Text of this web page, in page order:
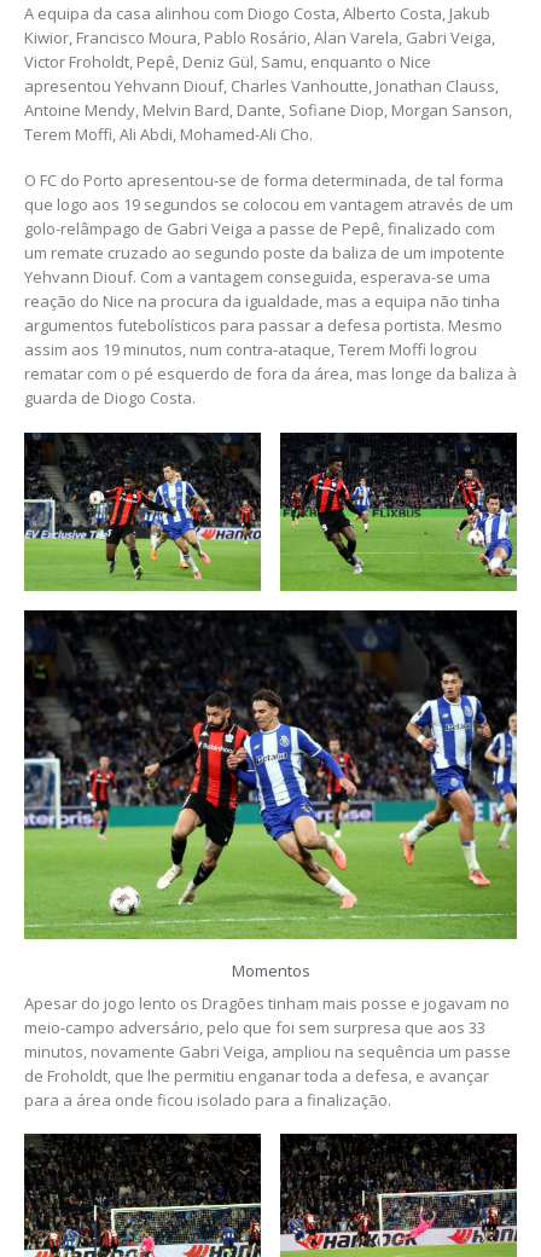
A equipa da casa alinhou com Diogo Costa, Alberto Costa, Jakub
Kiwior, Francisco Moura, Pablo Rosário, Alan Varela, Gabri Veiga,
Victor Froholdt, Pepê, Deniz Gül, Samu, enquanto o Nice
apresentou Yehvann Diouf, Charles Vanhoutte, Jonathan Clauss,
Antoine Mendy, Melvin Bard, Dante, Sofiane Diop, Morgan Sanson,
Terem Moffi, Ali Abdi, Mohamed-Ali Cho.
O FC do Porto apresentou-se de forma determinada, de tal forma
que logo aos 19 segundos se colocou em vantagem através de um
golo-relâmpago de Gabri Veiga a passe de Pepê, finalizado com
um remate cruzado ao segundo poste da baliza de um impotente
Yehvann Diouf. Com a vantagem conseguida, esperava-se uma
reação do Nice na procura da igualdade, mas a equipa não tinha
argumentos futebolísticos para passar a defesa portista. Mesmo
assim aos 19 minutos, num contra-ataque, Terem Moffi logrou
rematar com o pé esquerdo de fora da área, mas longe da baliza à
guarda de Diogo Costa.
Momentos
Apesar do jogo lento os Dragões tinham mais posse e jogavam no
meio-campo adversário, pelo que foi sem surpresa que aos 33
minutos, novamente Gabri Veiga, ampliou na sequência um passe
de Froholdt, que lhe permitiu enganar toda a defesa, e avançar
para a área onde ficou isolado para a finalização.